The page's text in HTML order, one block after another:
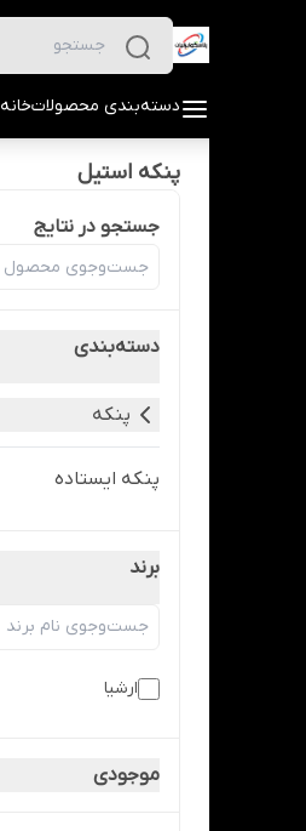
دسته‌بندی محصولاتخانه
پنکه استیل
جستجو در نتایج
دسته‌بندی
پنکه
پنکه ایستاده
برند
ارشیا
موجودی